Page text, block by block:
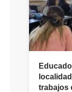
trabajos